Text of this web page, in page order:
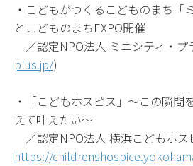
・こどもがつくるこどものまち「
とこどものまちEXPO開催
／認定NPO法人 ミニシティ・プ
plus.jp/)
・「こどもホスピス」～この瞬間
えて叶えたい～
／認定NPO法人 横浜こどもホス
https://